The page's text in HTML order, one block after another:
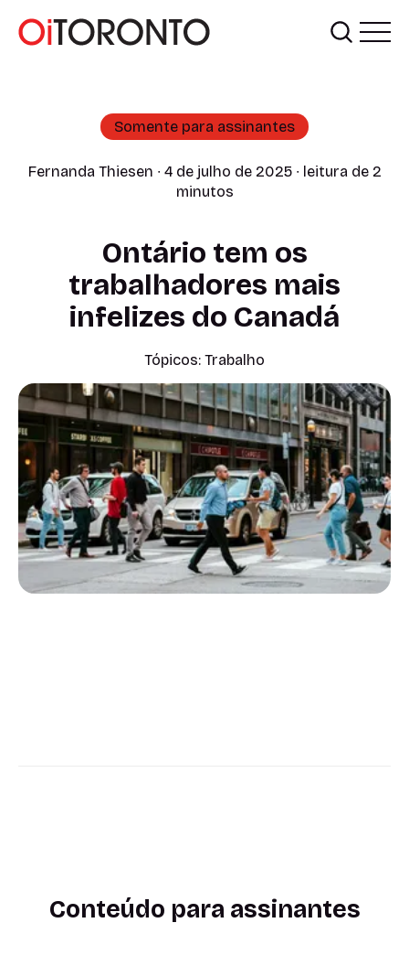
Somente para assinantes
Fernanda Thiesen ∙ 4 de julho de 2025 ∙ leitura de 2
minutos
Ontário tem os
trabalhadores mais
infelizes do Canadá
Tópicos: Trabalho
Conteúdo para assinantes